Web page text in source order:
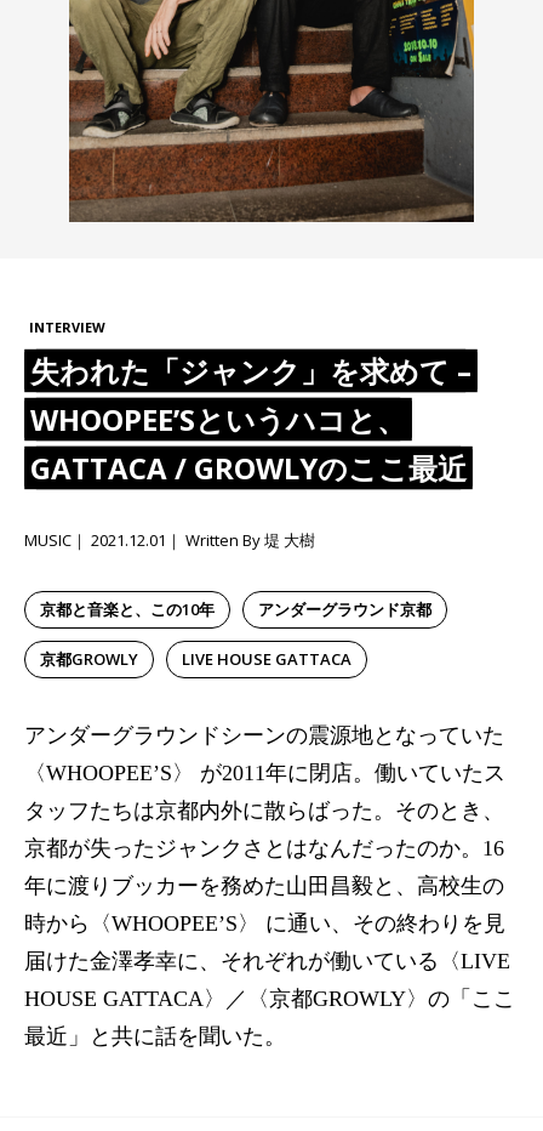
INTERVIEW
失われた「ジャンク」を求めて –
WHOOPEE’Sというハコと、
GATTACA / GROWLYのここ最近
アンダーグラウンドシーンの震源地となっていた
〈WHOOPEE’S〉 が2011年に閉店。働いていたス
タッフたちは京都内外に散らばった。そのとき、
京都が失ったジャンクさとはなんだったのか。16
年に渡りブッカーを務めた山田昌毅と、高校生の
時から〈WHOOPEE’S〉 に通い、その終わりを見
届けた金澤孝幸に、それぞれが働いている〈LIVE
HOUSE GATTACA〉／〈京都GROWLY〉の「ここ
最近」と共に話を聞いた。
京都と音楽と、この10年 アンダーグラウンド京都
京都GROWLY LIVE HOUSE GATTACA
MUSIC 2021.12.01 Written By 堤 大樹